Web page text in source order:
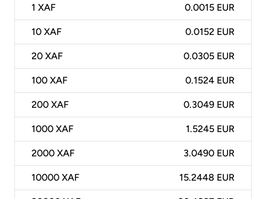
1 XAF 0.0015 EUR
10 XAF 0.0152 EUR
20 XAF 0.0305 EUR
100 XAF 0.1524 EUR
200 XAF 0.3049 EUR
1000 XAF 1.5245 EUR
2000 XAF 3.0490 EUR
10000 XAF 15.2448 EUR